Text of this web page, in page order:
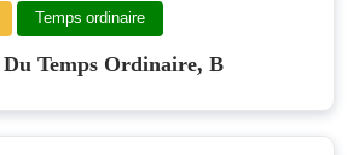
Temps ordinaire
Temps Ordinaire, B